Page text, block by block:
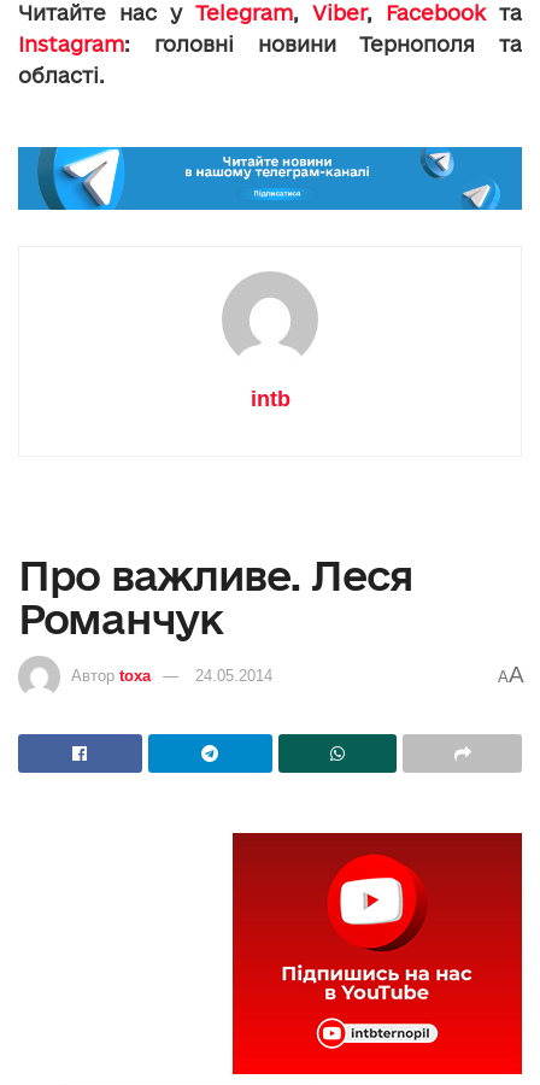
Читайте нас у Telegram, Viber, Facebookта
Instagram: головні новини Тернополя та
області.
intb
Про важливе. Леся
Романчук
Автор toxa 24.05.2014 AA